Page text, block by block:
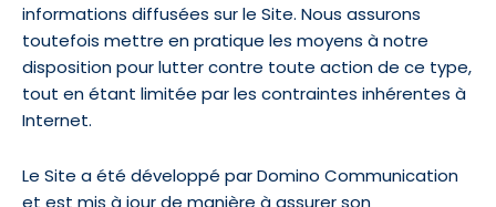
informations diffusées sur le Site. Nous assurons
toutefois mettre en pratique les moyens à notre
disposition pour lutter contre toute action de ce type,
tout en étant limitée par les contraintes inhérentes à
Internet.
Le Site a été développé par Domino Communication
et est mis à jour de manière à assurer son